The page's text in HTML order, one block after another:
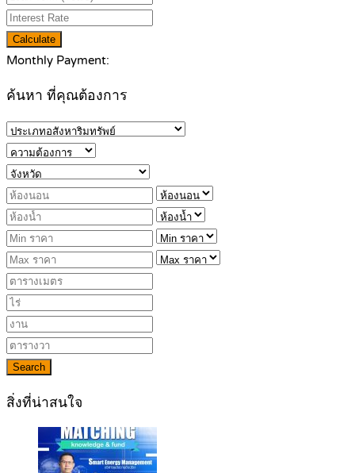
Calculate
Monthly Payment:
ค้นหา ที่คุณต้องการ
Search
สิ่งที่น่าสนใจ